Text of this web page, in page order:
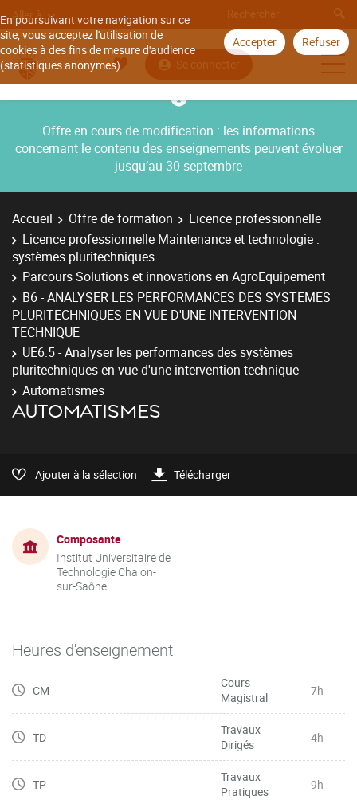
En poursuivant votre navigation sur ce
site, vous acceptez l'utilisation de
cookies à des fins de mesure d'audience
(statistiques anonymes).
Accepter Refuser
Aller à
Se connecter
Offre en cours de modification : les informations
concernant le contenu des enseignements peuvent évoluer
jusqu’au 30 septembre
Accueil Offre de formation
Licence professionnelle
Licence professionnelle Maintenance et technologie :
systèmes pluritechniques
Parcours Solutions et innovations en AgroEquipement
B6 - ANALYSER LES PERFORMANCES DES SYSTEMES
PLURITECHNIQUES EN VUE D'UNE INTERVENTION
TECHNIQUE
UE6.5 - Analyser les performances des systèmes
pluritechniques en vue d'une intervention technique
Automatismes
AUTOMATISMES
Ajouter à la sélection Télécharger
Composante
Institut Universitaire de
Technologie Chalon-
sur-Saône
Heures d'enseignement
CM
Cours
Magistral
7h
TD
Travaux
Dirigés
4h
TP
Travaux
Pratiques
9h